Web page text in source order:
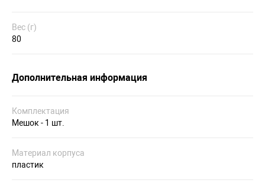
Вес (г)
80
Дополнительная информация
Комплектация
Мешок - 1 шт.
Материал корпуса
пластик